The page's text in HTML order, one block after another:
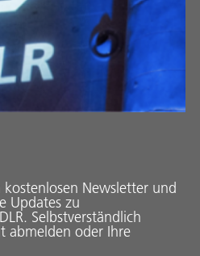
Newsletter und
Updates zu
Selbstverständlich
abmelden oder Ihre